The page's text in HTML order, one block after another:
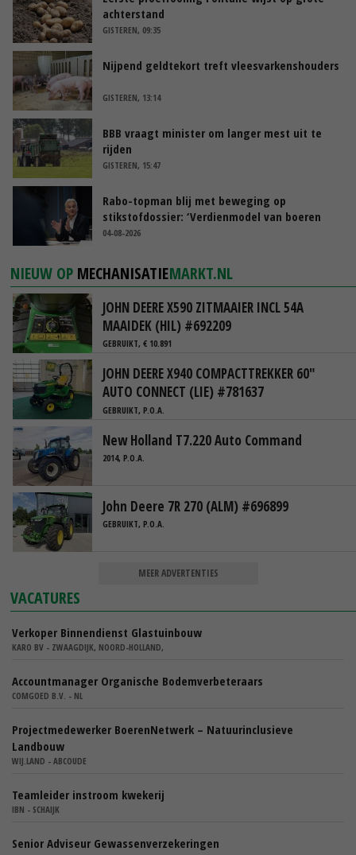
achterstand
GISTEREN, 09:35
Nijpend geldtekort treft vleesvarkenshouders
GISTEREN, 13:14
BBB vraagt minister om langer mest uit te
rijden
GISTEREN, 15:47
Rabo-topman blij met beweging op
stikstofdossier: ‘Verdienmodel van boeren
blijft cruciaal’
04-08-2026
NIEUW OP MECHANISATIEMARKT.NL
JOHN DEERE X590 ZITMAAIER INCL 54A
MAAIDEK (HIL) #692209
GEBRUIKT, € 10.891
JOHN DEERE X940 COMPACTTREKKER 60"
AUTO CONNECT (LIE) #781637
GEBRUIKT, P.O.A.
New Holland T7.220 Auto Command
2014, P.O.A.
John Deere 7R 270 (ALM) #696899
GEBRUIKT, P.O.A.
MEER ADVERTENTIES
VACATURES
Verkoper Binnendienst Glastuinbouw
KARO BV - ZWAAGDIJK, NOORD-HOLLAND,
Accountmanager Organische Bodemverbeteraars
COMGOED B.V. - NL
Projectmedewerker BoerenNetwerk – Natuurinclusieve
Landbouw
WIJ.LAND - ABCOUDE
Teamleider instroom kwekerij
IBN - SCHAIJK
Senior Adviseur Gewassenverzekeringen